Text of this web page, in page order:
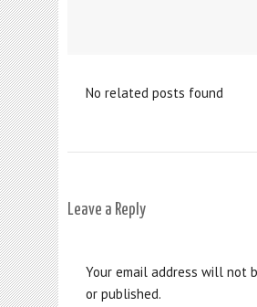
No related posts found
Leave a Reply
Your email address will not
or published.